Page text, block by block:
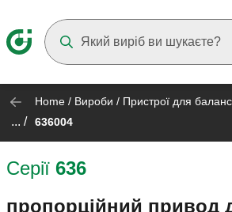
Home / Вироби / Пристрої для
... / 636004
Серії 636
пропорційний привод